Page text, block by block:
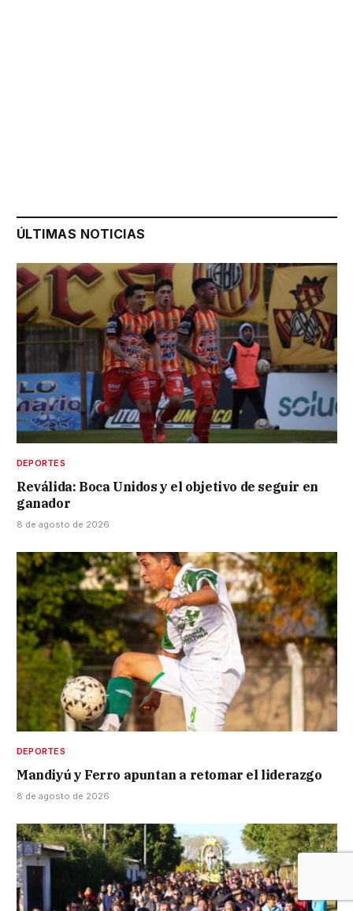
ÚLTIMAS NOTICIAS
DEPORTES
Reválida: Boca Unidos y el objetivo de seguir en
ganador
8 de agosto de 2026
DEPORTES
Mandiyú y Ferro apuntan a retomar el liderazgo
8 de agosto de 2026